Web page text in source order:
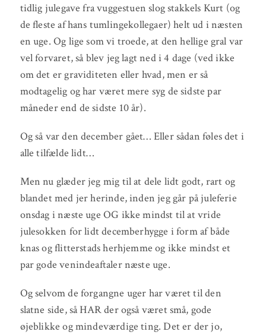
tidlig julegave fra vuggestuen slog stakkels Kurt (og
de fleste af hans tumlingekollegaer) helt ud i næsten
en uge. Og lige som vi troede, at den hellige gral var
vel forvaret, så blev jeg lagt ned i 4 dage (ved ikke
om det er graviditeten eller hvad, men er så
modtagelig og har været mere syg de sidste par
måneder end de sidste 10 år).
Og så var den december gået… Eller sådan føles det i
alle tilfælde lidt…
Men nu glæder jeg mig til at dele lidt godt, rart og
blandet med jer herinde, inden jeg går på juleferie
onsdag i næste uge OG ikke mindst til at vride
julesokken for lidt decemberhygge i form af både
knas og flitterstads herhjemme og ikke mindst et
par gode venindeaftaler næste uge.
Og selvom de forgangne uger har været til den
slatne side, så HAR der også været små, gode
øjeblikke og mindeværdige ting. Det er der jo,